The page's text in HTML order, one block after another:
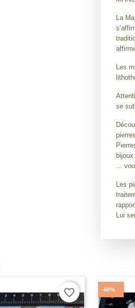
La
Les
se
bijoux
...
Les
Lui
favorite_border -60%